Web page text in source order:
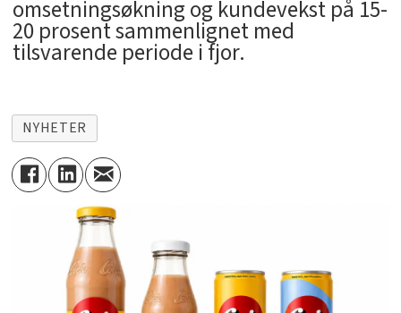
omsetningsøkning og kundevekst på 15-
20 prosent sammenlignet med
tilsvarende periode i fjor.
NYHETER